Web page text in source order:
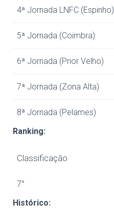
4ª Jornada LNFC (Espinho)
5ª Jornada (Coimbra)
6ª Jornada (Prior Velho)
7ª Jornada (Zona Alta)
8ª Jornada (Pelames)
Ranking:
Classificação
7°
Histórico: